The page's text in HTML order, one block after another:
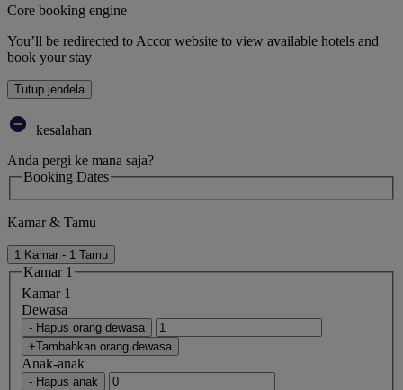
Core booking engine
You’ll be redirected to Accor website to view available hotels and
book your stay
Tutup jendela
kesalahan
Anda pergi ke mana saja?
Booking Dates
Kamar & Tamu
1 Kamar - 1 Tamu
Kamar 1
Kamar 1
Dewasa
- Hapus orang dewasa
+Tambahkan orang dewasa
Anak-anak
- Hapus anak